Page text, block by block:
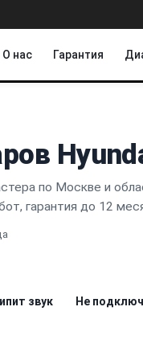
О нас Гарантия
по Москве и
гарантия до 12
звук Не